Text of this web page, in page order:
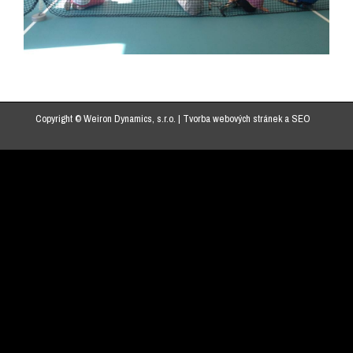
Copyright © Weiron Dynamics, s.r.o. | Tvorba webových stráneka SEO